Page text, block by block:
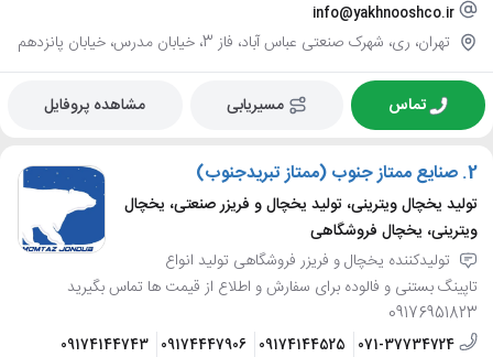
info@yakhnooshco.ir
تهران، ری، شهرک صنعتی عباس آباد، فاز 3، خیابان مدرس، خیابان پانزدهم
تماس مسیریابی مشاهده پروفایل
2. صنایع ممتاز جنوب (ممتاز تبریدجنوب)
تولید یخچال ویترینی، تولید یخچال و فریزر صنعتی، یخچال
ویترینی، یخچال فروشگاهی
تولیدکننده یخچال و فریزر فروشگاهی تولید انواع
تاپینگ بستنی و فالوده برای سفارش و اطلاع از قیمت ها تماس بگیرید
09176951823
071-37734724
09174144525
09174447906
09174144743